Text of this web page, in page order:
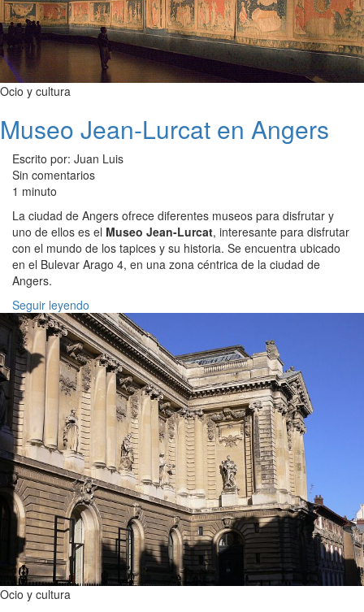
Ocio y cultura
Museo Jean-Lurcat en Angers
Escrito por: Juan Luis
Sin comentarios
1 minuto
La ciudad de Angers ofrece diferentes museos para disfrutar y
uno de ellos es el Museo Jean-Lurcat, interesante para disfrutar
con el mundo de los tapices y su historia. Se encuentra ubicado
en el Bulevar Arago 4, en una zona céntrica de la ciudad de
Angers.
Seguir leyendo
Ocio y cultura